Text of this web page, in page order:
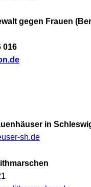
gegen Frauen
016
in
sh.de